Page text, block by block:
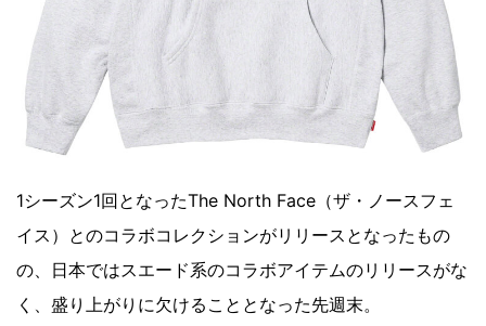
1シーズン1回となったThe North Face（ザ・ノースフェ
イス）とのコラボコレクションがリリースとなったもの
の、日本ではスエード系のコラボアイテムのリリースがな
く、盛り上がりに欠けることとなった先週末。